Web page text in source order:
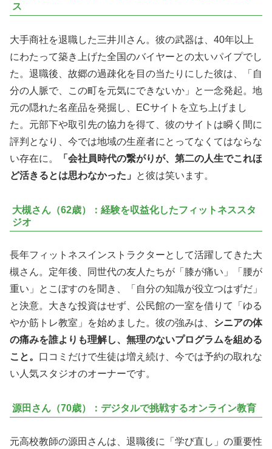
ス
大手商社を退職した三井川さん。彼の武器は、40年以上
にわたって築き上げた全国のバイヤーとの太いパイプでし
た。退職後、故郷の過疎化を目の当たりにした彼は、「自
分の人脈で、この町を元気にできないか」と一念発起。地
元の隠れた名産品を発掘し、ECサイトを立ち上げまし
た。元部下や取引先の協力を得て、彼のサイトは瞬く間に
評判となり、今では地域の生産者にとってなくてはならな
い存在に。
「会社員時代の繋がりが、第二の人生でこれほ
ど活きるとは思わなかった」
と彼は笑います。
大槻さん（62歳）：経験を収益化したフィットネススタ
ジオ
長年フィットネスインストラクターとして活躍してきた大
槻さん。定年後、同世代の友人たちが「膝が痛い」「腰が
重い」とこぼすのを聞き、「自分の知識が役立つはずだ」
と決意。大きな投資はせず、公民館の一室を借りて「ゆる
やか筋トレ教室」を始めました。彼の強みは、 シニアの体
の痛みを誰よりも理解し、無理のないプログラムを組める
こと。 口コミだけで生徒は増え続け、今では予約の取れな
い人気スタジオのオーナーです。
源田さん（70歳）：デジタルで挑戦するオンライン教育
元高校教師の源田さんは、退職後に「学び直し」の重要性